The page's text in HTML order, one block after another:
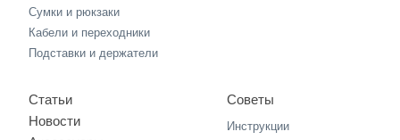
Сумки и рюкзаки
Кабели и переходники
Подставки и держатели
Статьи
Новости
Советы
Инструкции